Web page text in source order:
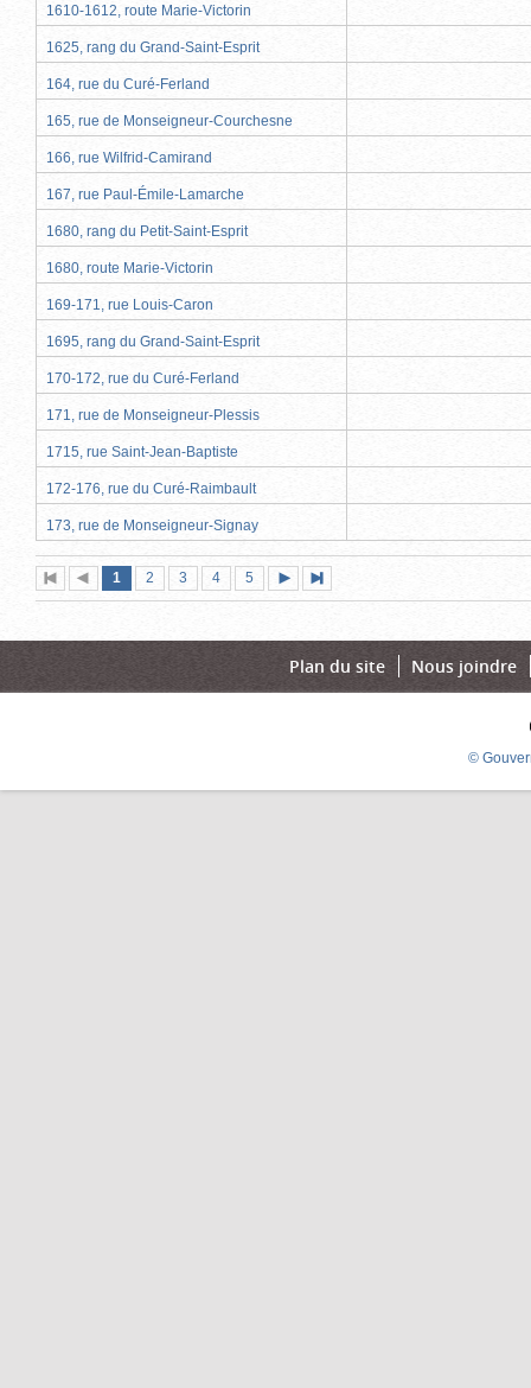
1610-1612, route Marie-Victorin
1625, rang du Grand-Saint-Esprit
164, rue du Curé-Ferland
165, rue de Monseigneur-Courchesne
166, rue Wilfrid-Camirand
167, rue Paul-Émile-Lamarche
1680, rang du Petit-Saint-Esprit
1680, route Marie-Victorin
169-171, rue Louis-Caron
1695, rang du Grand-Saint-Esprit
170-172, rue du Curé-Ferland
171, rue de Monseigneur-Plessis
1715, rue Saint-Jean-Baptiste
172-176, rue du Curé-Raimbault
173, rue de Monseigneur-Signay
Première
page
Page
précédente
Page
1 (page
actuelle)
Page
2 Page
3 Page
4 Page
5
suivante
page
Plan du site Nous joindre
©